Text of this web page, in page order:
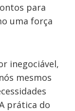
para
uma força
inegociável,
mesmos
prática do